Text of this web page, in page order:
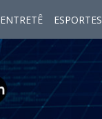
ENTRETÊ ESPORTES